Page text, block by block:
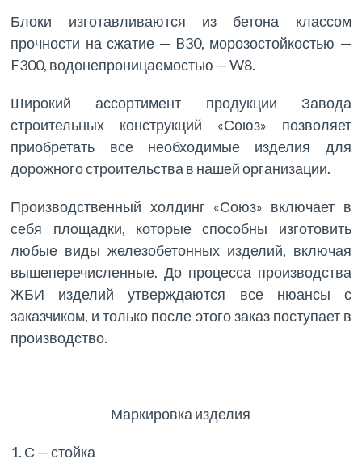
Блоки изготавливаются из бетона классом
прочности на сжатие — B30, морозостойкостью —
F300, водонепроницаемостью — W8.
Широкий ассортимент продукции Завода
строительных конструкций «Союз» позволяет
приобретать все необходимые изделия для
дорожного строительства в нашей организации.
Производственный холдинг «Союз» включает в
себя площадки, которые способны изготовить
любые виды железобетонных изделий, включая
вышеперечисленные. До процесса производства
ЖБИ изделий утверждаются все нюансы с
заказчиком, и только после этого заказ поступает в
производство.
Маркировка изделия
1. С — стойка